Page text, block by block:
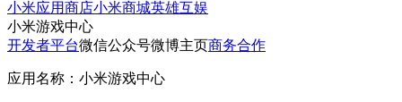
小米应用商店小米商城英雄互娱
小米游戏中心
开发者平台微信公众号微博主页商务合作
应用名称：小米游戏中心